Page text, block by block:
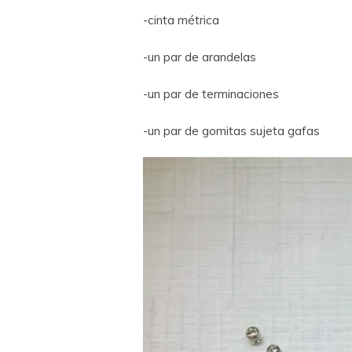
-cinta métrica
-un par de arandelas
-un par de terminaciones
-un par de gomitas sujeta gafas